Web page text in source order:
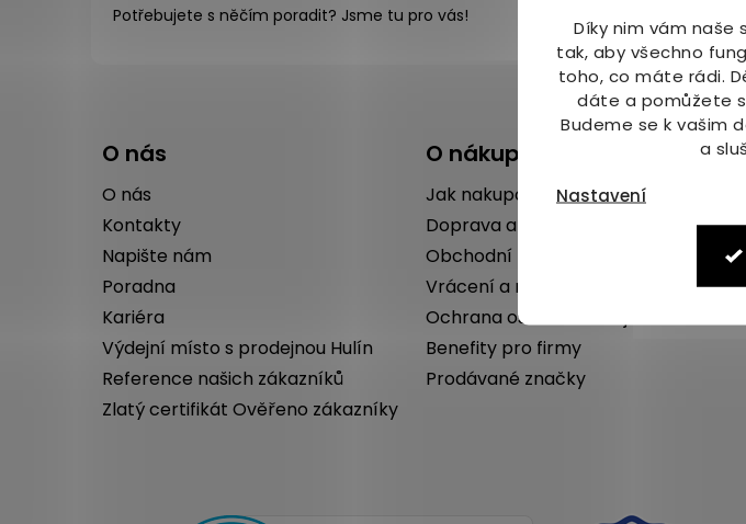
Díky nim vám naše
tak, aby všechno
toho, co máte rádi.
dáte a pomůžete
Budeme se k vašim
a
Nastavení
Potřebujete s něčím poradit? Jsme tu pro vás!
O nás
O nás
Kontakty
Napište nám
Poradna
Kariéra
Výdejní místo s prodejnou Hulín
Reference našich zákazníků
Zlatý certifikát Ověřeno zákazníky
O nákupu
Jak nakupovat
Doprava a platba
Obchodní podmínky
Vrácení a reklamace
Ochrana osobních údajů
Benefity pro firmy
Prodávané značky